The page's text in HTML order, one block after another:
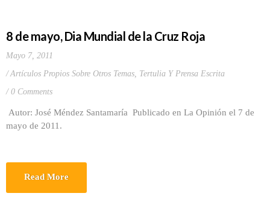
8 de mayo, Dia Mundial de la Cruz Roja
Mayo 7, 2011
Artículos Propios Sobre Otros Temas, Tertulia Y Prensa Escrita
0 Comments
Autor: José Méndez Santamaría Publicado en La Opinión el 7 de
mayo de 2011.
Read More